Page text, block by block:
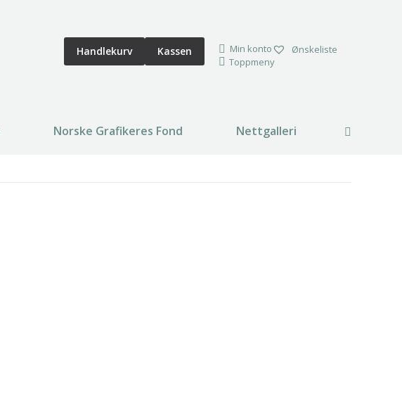
Handlekurv Kassen Min konto
Ønskeliste
Toppmeny
Norske Grafikeres Fond Nettgalleri Search: